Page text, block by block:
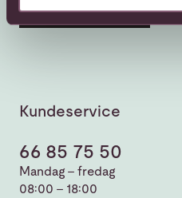
Kundeservice
66 85 75 50
Mandag - fredag
08:00 - 18:00